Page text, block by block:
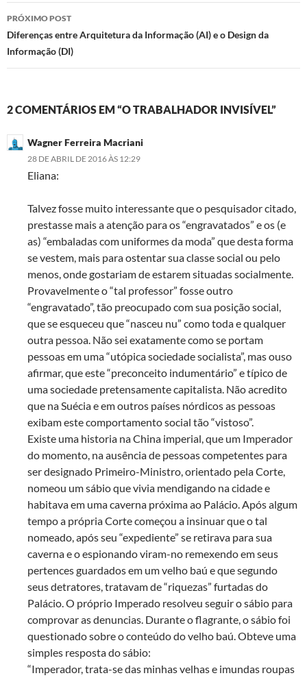
posts
PRÓXIMO POST
Diferenças entre Arquitetura da Informação (AI) e o Design da
Informação (DI)
2 COMENTÁRIOS EM “O TRABALHADOR INVISÍVEL”
Wagner Ferreira Macriani
28 DE ABRIL DE 2016 ÀS 12:29
Eliana:
Talvez fosse muito interessante que o pesquisador citado,
prestasse mais a atenção para os “engravatados” e os (e
as) “embaladas com uniformes da moda” que desta forma
se vestem, mais para ostentar sua classe social ou pelo
menos, onde gostariam de estarem situadas socialmente.
Provavelmente o “tal professor” fosse outro
“engravatado”, tão preocupado com sua posição social,
que se esqueceu que “nasceu nu” como toda e qualquer
outra pessoa. Não sei exatamente como se portam
pessoas em uma “utópica sociedade socialista”, mas ouso
afirmar, que este “preconceito indumentário” e típico de
uma sociedade pretensamente capitalista. Não acredito
que na Suécia e em outros países nórdicos as pessoas
exibam este comportamento social tão “vistoso”.
Existe uma historia na China imperial, que um Imperador
do momento, na ausência de pessoas competentes para
ser designado Primeiro-Ministro, orientado pela Corte,
nomeou um sábio que vivia mendigando na cidade e
habitava em uma caverna próxima ao Palácio. Após algum
tempo a própria Corte começou a insinuar que o tal
nomeado, após seu “expediente” se retirava para sua
caverna e o espionando viram-no remexendo em seus
pertences guardados em um velho baú e que segundo
seus detratores, tratavam de “riquezas” furtadas do
Palácio. O próprio Imperado resolveu seguir o sábio para
comprovar as denuncias. Durante o flagrante, o sábio foi
questionado sobre o conteúdo do velho baú. Obteve uma
simples resposta do sábio:
“Imperador, trata-se das minhas velhas e imundas roupas